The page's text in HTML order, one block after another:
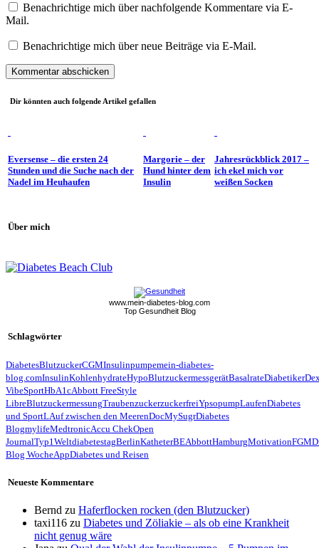
Benachrichtige mich über nachfolgende Kommentare via E-
Mail.
Benachrichtige mich über neue Beiträge via E-Mail.
Dir könnten auch folgende Artikel gefallen
Eversense – die ersten 24
Stunden und die Suche nach der
Nadel im Heuhaufen
Margorie – der
Hund hinter dem
Insulin
Jahresrückblick 2017 –
ich ekel mich vor
weißen Socken
Über mich
www.mein-diabetes-blog.com
Top Gesundheit Blog
Schlagwörter
DiabetesBlutzuckerCGMInsulinpumpemein-diabetes-
blog.comInsulinKohlenhydrateHypoBlutzuckermessgerätBasalrateDiabetiker
VibeSportHbA1cAbbott FreeStyle
LibreBlutzuckermessungTraubenzuckerzuckerfreiYpsopumpLaufenDiabetes
und SportLAuf zwischen den MeerenDocMySugrDiabetes
BlogmylifeMedtronicAccu ChekOpen
JournalTyp1WeltdiabetestagBerlinKatheterBEAbbottHamburgMotivationFGM
Blog WocheAppDiabetes und Reisen
Neueste Kommentare
Bernd zu Haferflocken rocken (den Blutzucker)
taxi116 zu Diabetes und Zöliakie – als ob eine Krankheit
nicht genug wäre